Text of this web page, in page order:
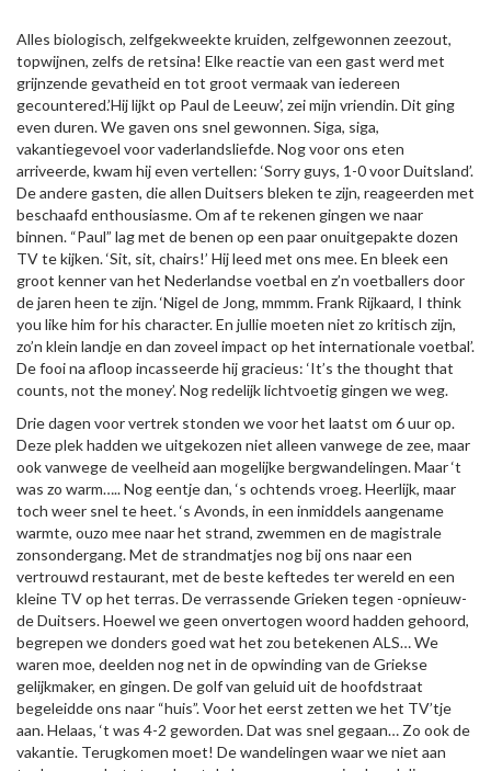
Alles biologisch, zelfgekweekte kruiden, zelfgewonnen zeezout,
topwijnen, zelfs de retsina! Elke reactie van een gast werd met
grijnzende gevatheid en tot groot vermaak van iedereen
gecountered.’Hij lijkt op Paul de Leeuw’, zei mijn vriendin. Dit ging
even duren. We gaven ons snel gewonnen. Siga, siga,
vakantiegevoel voor vaderlandsliefde. Nog voor ons eten
arriveerde, kwam hij even vertellen: ‘Sorry guys, 1-0 voor Duitsland’.
De andere gasten, die allen Duitsers bleken te zijn, reageerden met
beschaafd enthousiasme. Om af te rekenen gingen we naar
binnen. “Paul” lag met de benen op een paar onuitgepakte dozen
TV te kijken. ‘Sit, sit, chairs!’ Hij leed met ons mee. En bleek een
groot kenner van het Nederlandse voetbal en z’n voetballers door
de jaren heen te zijn. ‘Nigel de Jong, mmmm. Frank Rijkaard, I think
you like him for his character. En jullie moeten niet zo kritisch zijn,
zo’n klein landje en dan zoveel impact op het internationale voetbal’.
De fooi na afloop incasseerde hij gracieus: ‘It’s the thought that
counts, not the money’. Nog redelijk lichtvoetig gingen we weg.
Drie dagen voor vertrek stonden we voor het laatst om 6 uur op.
Deze plek hadden we uitgekozen niet alleen vanwege de zee, maar
ook vanwege de veelheid aan mogelijke bergwandelingen. Maar ‘t
was zo warm….. Nog eentje dan, ‘s ochtends vroeg. Heerlijk, maar
toch weer snel te heet. ‘s Avonds, in een inmiddels aangename
warmte, ouzo mee naar het strand, zwemmen en de magistrale
zonsondergang. Met de strandmatjes nog bij ons naar een
vertrouwd restaurant, met de beste keftedes ter wereld en een
kleine TV op het terras. De verrassende Grieken tegen -opnieuw-
de Duitsers. Hoewel we geen onvertogen woord hadden gehoord,
begrepen we donders goed wat het zou betekenen ALS… We
waren moe, deelden nog net in de opwinding van de Griekse
gelijkmaker, en gingen. De golf van geluid uit de hoofdstraat
begeleidde ons naar “huis”. Voor het eerst zetten we het TV’tje
aan. Helaas, ‘t was 4-2 geworden. Dat was snel gegaan… Zo ook de
vakantie. Terugkomen moet! De wandelingen waar we niet aan